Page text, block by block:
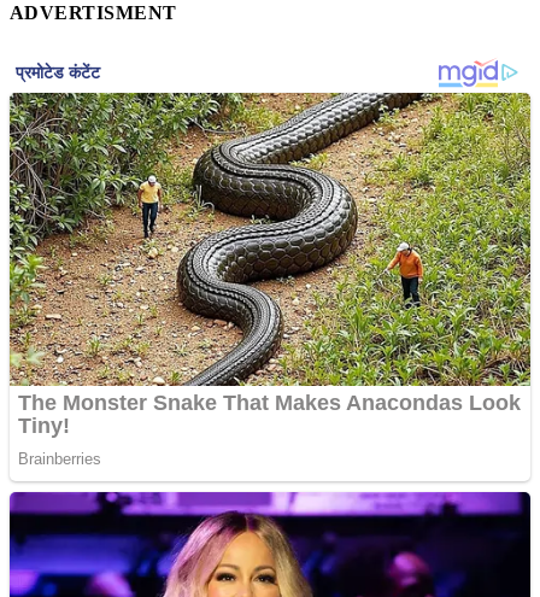
ADVERTISMENT